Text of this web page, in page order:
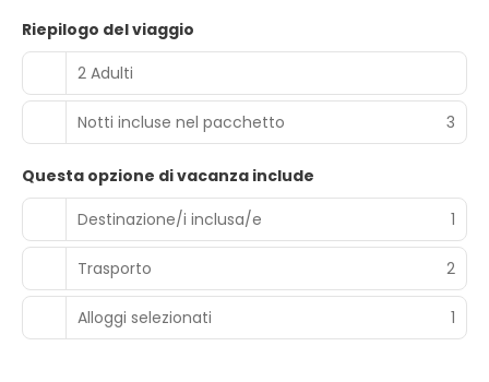
Riepilogo del viaggio
2 Adulti
Notti incluse nel pacchetto 3
Questa opzione di vacanza include
Destinazione/i inclusa/e
1
Trasporto 2
Alloggi selezionati 1